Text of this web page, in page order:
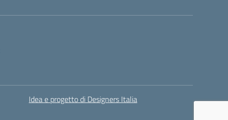
Idea e progetto di Designers Italia